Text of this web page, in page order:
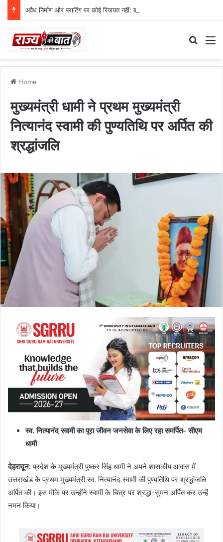
अवैध निर्माण और प्लाटिंग पर कोई रियायत नहीं: बंशीधर तिवारी
Home
मुख्यमंत्री धामी ने प्रथम मुख्यमंत्री
नित्यानंद स्वामी की पुण्यतिथि पर अर्पित की
श्रद्धांजलि
स्व. नित्यानंद स्वामी का पूरा जीवन जनसेवा के लिए रहा समर्पित- सीएम
धामी
देहरादून:प्रदेश के मुख्यमंत्री पुष्कर सिंह धामी ने अपने शासकीय आवास में
उत्तराखंड के प्रथम मुख्यमंत्री स्व. नित्यानंद स्वामी की पुण्यतिथि पर श्रद्धांजलि
अर्पित की। इस मौके पर उन्होंने स्वामी के चित्र पर श्रद्धा-सुमन अर्पित कर उन्हें
नमन किया।